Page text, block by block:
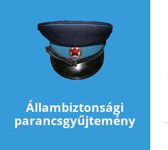
Állambiztonsági
parancsgyűjtemény